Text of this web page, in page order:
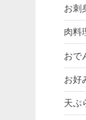
お刺
肉料
おで
お好
天ぷ